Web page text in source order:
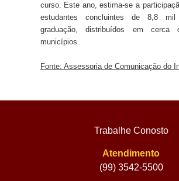
curso. Este ano, estima-se a
estudantes concluintes de 8,8
graduação, distribuídos em cerca
municípios.
Fonte: Assessoria de Comunicação do
Trabalhe Conosto
Atendimento
(99) 3542-5500